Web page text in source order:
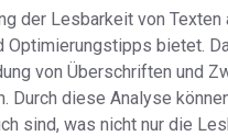
der Lesbarkeit von
Optimierungstipps bietet.
von Überschriften und
Durch diese Analyse
sind, was nicht nur die